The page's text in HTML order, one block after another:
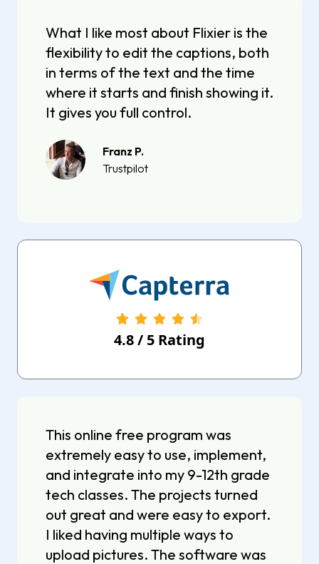
What I like most about Flixier is the
flexibility to edit the captions, both
in terms of the text and the time
where it starts and finish showing it.
It gives you full control.
Franz P.
Trustpilot
4.8/ 5 Rating
This online free program was
extremely easy to use, implement,
and integrate into my 9-12th grade
tech classes. The projects turned
out great and were easy to export.
I liked having multiple ways to
upload pictures. The software was